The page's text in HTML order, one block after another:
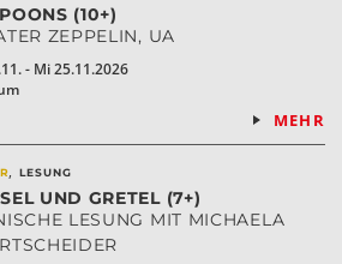
(10+)
ZEPPELIN, UA
- Mi 25.11.2026
MEHR
,LESUNG
UND GRETEL (7+)
LESUNG MIT MICHAELA